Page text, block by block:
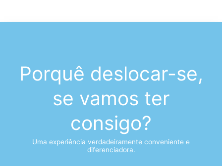
Porquê deslocar-se,
se vamos ter
consigo?
Uma experiência verdadeiramente conveniente e
diferenciadora.